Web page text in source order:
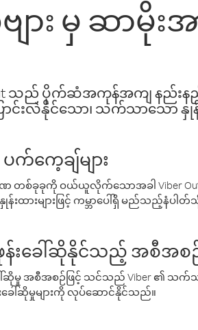
ျား မှ ဆာမို
သည် ပိုက်ဆံအကုန်အကျ နည်းနည်
ာင်းလဲနိုင်သော၊ သက်သာသော နှု
က်ကေ့ချ်များ
တစ်ခုခုကို ဝယ်ယူလိုက်သောအခါ Viber
ထားများဖြင့် ကမ္ဘာပေါ်ရှိ မည်သည့်နံပါ
းခေါ်ဆိုနိုင်သည့် အစီအစဉ်
ါ်ဆိုမှု အစီအစဉ်ဖြင့် သင်သည် Viber ၏ သက်
ေါ်ဆိုမှုများကို လုပ်ဆောင်နိုင်သည်။